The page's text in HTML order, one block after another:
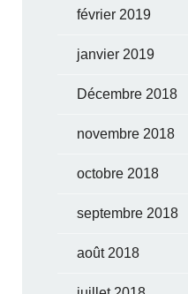
février 2019
janvier 2019
Décembre 2018
novembre 2018
octobre 2018
septembre 2018
août 2018